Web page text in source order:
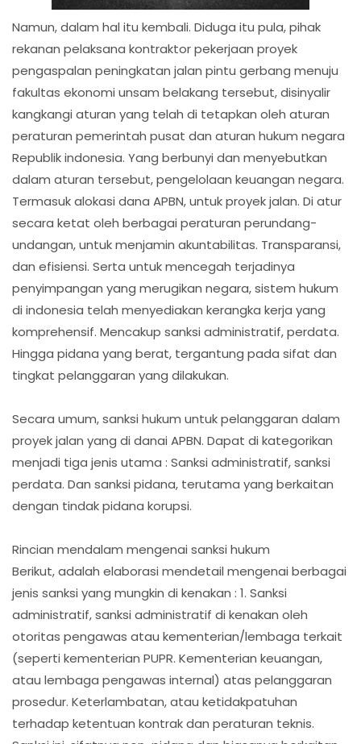
Namun, dalam hal itu kembali. Diduga itu pula, pihak
rekanan pelaksana kontraktor pekerjaan proyek
pengaspalan peningkatan jalan pintu gerbang menuju
fakultas ekonomi unsam belakang tersebut, disinyalir
kangkangi aturan yang telah di tetapkan oleh aturan
peraturan pemerintah pusat dan aturan hukum negara
Republik indonesia. Yang berbunyi dan menyebutkan
dalam aturan tersebut, pengelolaan keuangan negara.
Termasuk alokasi dana APBN, untuk proyek jalan. Di atur
secara ketat oleh berbagai peraturan perundang-
undangan, untuk menjamin akuntabilitas. Transparansi,
dan efisiensi. Serta untuk mencegah terjadinya
penyimpangan yang merugikan negara, sistem hukum
di indonesia telah menyediakan kerangka kerja yang
komprehensif. Mencakup sanksi administratif, perdata.
Hingga pidana yang berat, tergantung pada sifat dan
tingkat pelanggaran yang dilakukan.
Secara umum, sanksi hukum untuk pelanggaran dalam
proyek jalan yang di danai APBN. Dapat di kategorikan
menjadi tiga jenis utama : Sanksi administratif, sanksi
perdata. Dan sanksi pidana, terutama yang berkaitan
dengan tindak pidana korupsi.
Rincian mendalam mengenai sanksi hukum
Berikut, adalah elaborasi mendetail mengenai berbagai
jenis sanksi yang mungkin di kenakan : 1. Sanksi
administratif, sanksi administratif di kenakan oleh
otoritas pengawas atau kementerian/lembaga terkait
(seperti kementerian PUPR. Kementerian keuangan,
atau lembaga pengawas internal) atas pelanggaran
prosedur. Keterlambatan, atau ketidakpatuhan
terhadap ketentuan kontrak dan peraturan teknis.